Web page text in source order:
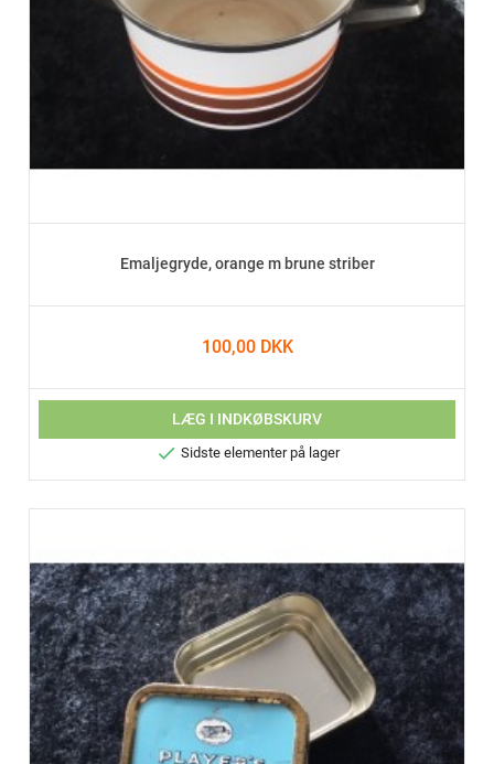
Emaljegryde, orange m brune striber
100,00 DKK
LÆG I INDKØBSKURV
 Sidste elementer på lager